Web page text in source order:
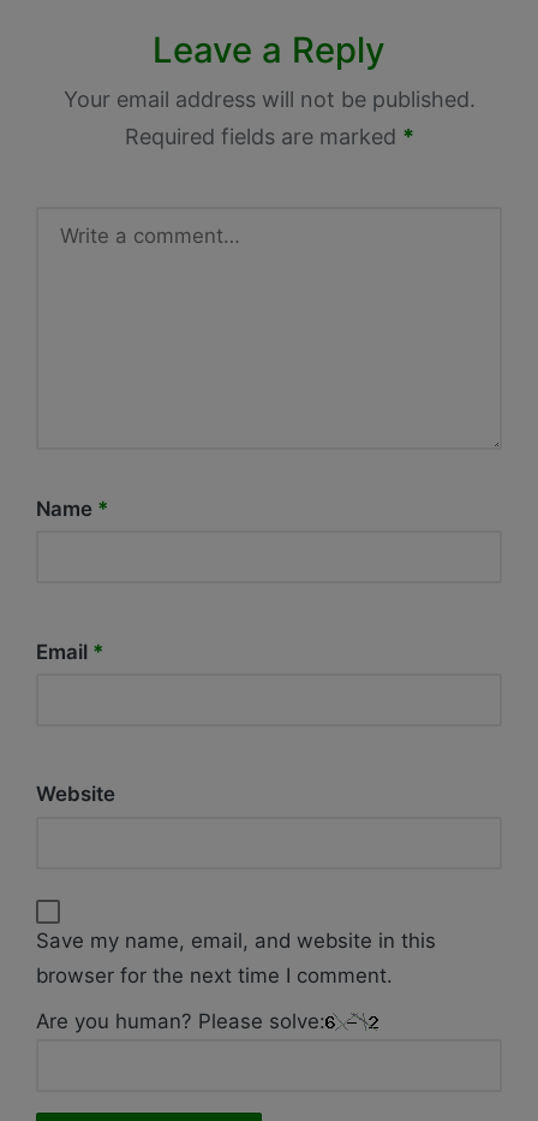
Leave a Reply
Your email address will not be published.
Required fields are marked *
Name *
Email *
Website
Save my name, email, and website in this
browser for the next time I comment.
Are you human? Please solve: